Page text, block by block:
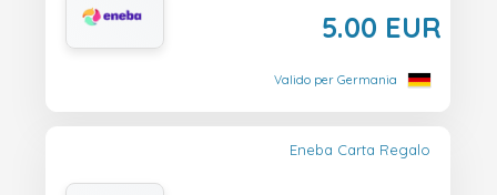
5.00 EUR
Valido per Germania
Eneba Carta Regalo